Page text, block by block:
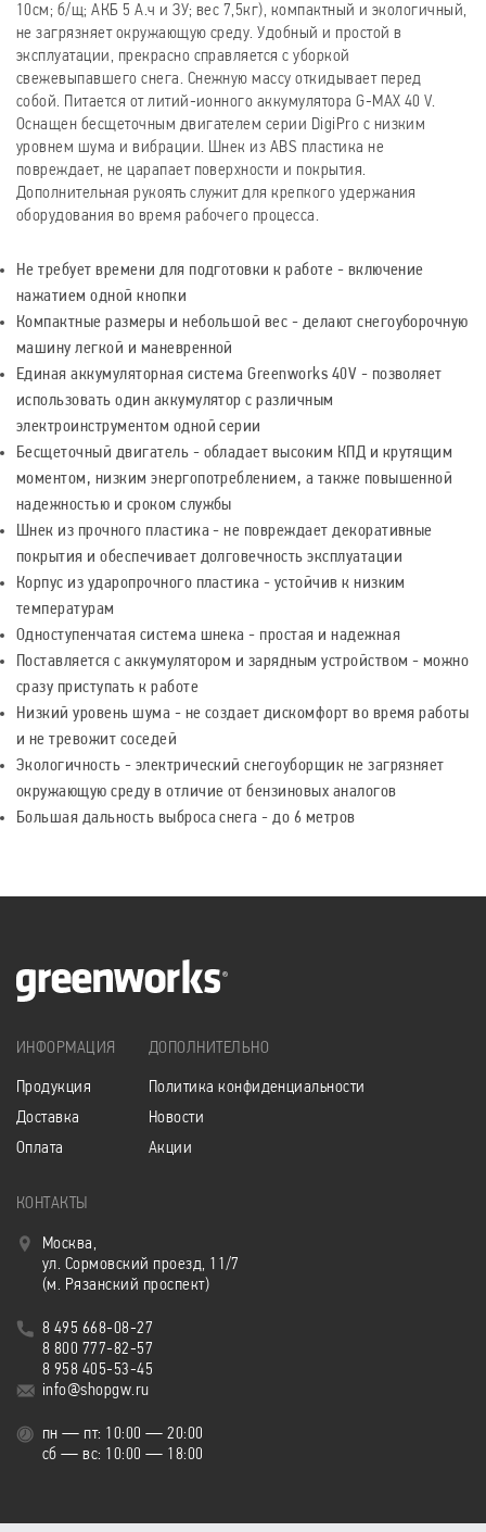
10см; б/щ; АКБ 5 А.ч и ЗУ; вес 7,5кг), компактный и экологичный,
не загрязняет окружающую среду. Удобный и простой в
эксплуатации, прекрасно справляется с уборкой
свежевыпавшего снега. Снежную массу откидывает перед
собой. Питается от литий-ионного аккумулятора G-MAX 40 V.
Оснащен бесщеточным двигателем серии DigiPro с низким
уровнем шума и вибрации. Шнек из ABS пластика не
повреждает, не царапает поверхности и покрытия.
Дополнительная рукоять служит для крепкого удержания
оборудования во время рабочего процесса.
Не требует времени для подготовки к работе - включение
нажатием одной кнопки
Компактные размеры и небольшой вес - делают снегоуборочную
машину легкой и маневренной
Единая аккумуляторная система Greenworks 40V - позволяет
использовать один аккумулятор с различным
электроинструментом одной серии
Бесщеточный двигатель - обладает высоким КПД и крутящим
моментом, низким энергопотреблением, а также повышенной
надежностью и сроком службы
Шнек из прочного пластика - не повреждает декоративные
покрытия и обеспечивает долговечность эксплуатации
Корпус из ударопрочного пластика - устойчив к низким
температурам
Одноступенчатая система шнека - простая и надежная
Поставляется с аккумулятором и зарядным устройством - можно
сразу приступать к работе
Низкий уровень шума - не создает дискомфорт во время работы
и не тревожит соседей
Экологичность - электрический снегоуборщик не загрязняет
окружающую среду в отличие от бензиновых аналогов
Большая дальность выброса снега - до 6 метров
ИНФОРМАЦИЯ
Продукция
Доставка
Оплата
ДОПОЛНИТЕЛЬНО
Политика конфиденциальности
Новости
Акции
КОНТАКТЫ
Москва,
ул. Сормовский проезд, 11/7
(м. Рязанский проспект)
8 495 668-08-27
8 800 777-82-57
8 958 405-53-45
info@shopgw.ru
пн — пт: 10:00 — 20:00
сб — вс: 10:00 — 18:00